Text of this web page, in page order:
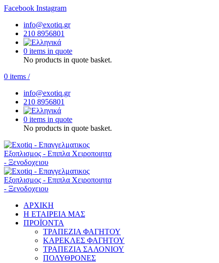
Facebook Instagram
info@exotiq.gr
210 8956801
0 items in quote
No products in quote basket.
0 items /
info@exotiq.gr
210 8956801
0 items in quote
No products in quote basket.
ΑΡΧΙΚΗ
Η ΕΤΑΙΡΕΙΑ ΜΑΣ
ΠΡΟΪΟΝΤΑ
ΤΡΑΠΕΖΙΑ ΦΑΓΗΤΟΥ
ΚΑΡΕΚΛΕΣ ΦΑΓΗΤΟΥ
ΤΡΑΠΕΖΙΑ ΣΑΛΟΝΙΟΥ
ΠΟΛΥΘΡΟΝΕΣ